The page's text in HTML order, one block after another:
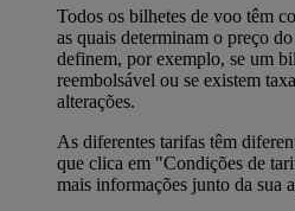
Todos os bilhetes de voo têm
as quais determinam o preço
definem, por exemplo, se um
reembolsável ou se existem
alterações.
As diferentes tarifas têm
que clica em "Condições de
mais informações junto da sua